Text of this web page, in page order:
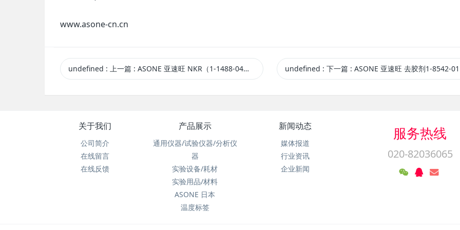
www.asone-cn.cn
undefined : 上一篇 : ASONE 亚速旺 NKR（1-1488-04） 原厂授权供应 undefined : 下一篇 : ASONE 亚速旺 去胶剂1-8542-01 原厂授权供
关于我们
公司简介
在线留言
在线反馈
产品展示
通用仪器/试验仪器/分析仪
器
实验设备/耗材
实验用品/材料
ASONE 日本
温度标签
新闻动态
媒体报道
行业资讯
企业新闻
服务热线
020-82036065